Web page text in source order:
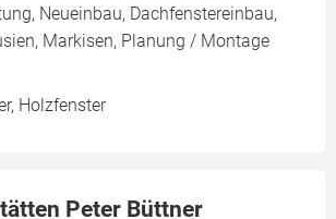
Neueinbau, Dachfenstereinbau,
Markisen, Planung / Montage
Holzfenster
Peter Büttner